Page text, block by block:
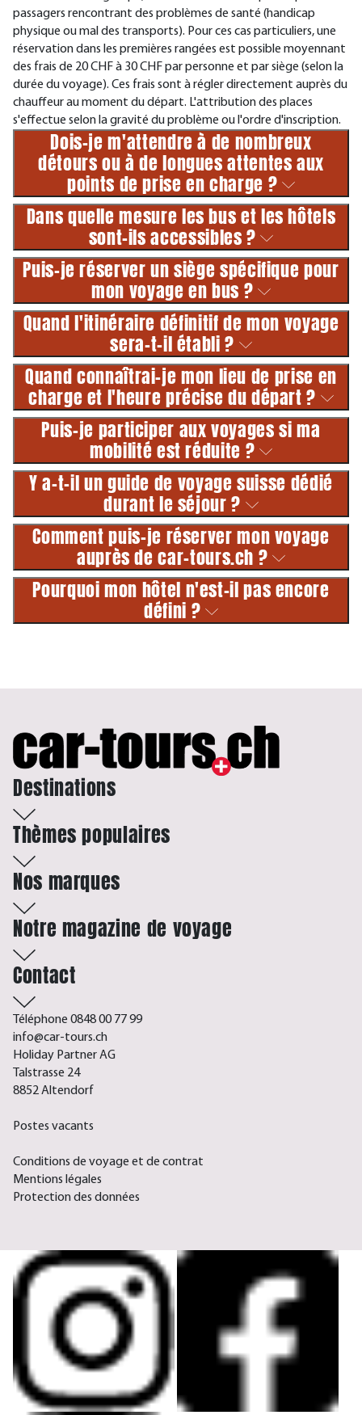
passagers rencontrant des problèmes de santé (handicap
physique ou mal des transports). Pour ces cas particuliers, une
réservation dans les premières rangées est possible moyennant
des frais de 20 CHF à 30 CHF par personne et par siège (selon la
durée du voyage). Ces frais sont à régler directement auprès du
chauffeur au moment du départ. L'attribution des places
s'effectue selon la gravité du problème ou l'ordre d'inscription.
Dois-je m'attendre à de nombreux
détours ou à de longues attentes aux
points de prise en charge ?
Dans quelle mesure les bus et les hôtels
sont-ils accessibles ?
Puis-je réserver un siège spécifique pour
mon voyage en bus ?
Quand l'itinéraire définitif de mon voyage
sera-t-il établi ?
Quand connaîtrai-je mon lieu de prise en
charge et l'heure précise du départ ?
Puis-je participer aux voyages si ma
mobilité est réduite ?
Y a-t-il un guide de voyage suisse dédié
durant le séjour ?
Comment puis-je réserver mon voyage
auprès de car-tours.ch ?
Pourquoi mon hôtel n'est-il pas encore
défini ?
Destinations
Thèmes populaires
Nos marques
Notre magazine de voyage
Contact
Téléphone 0848 00 77 99
info@car-tours.ch
Holiday Partner AG
Talstrasse 24
8852 Altendorf
Postes vacants
Conditions de voyage et de contrat
Mentions légales
Protection des données